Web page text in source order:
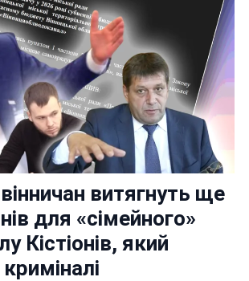
витягнуть ще
для «сімейного»
Кістіонів, який